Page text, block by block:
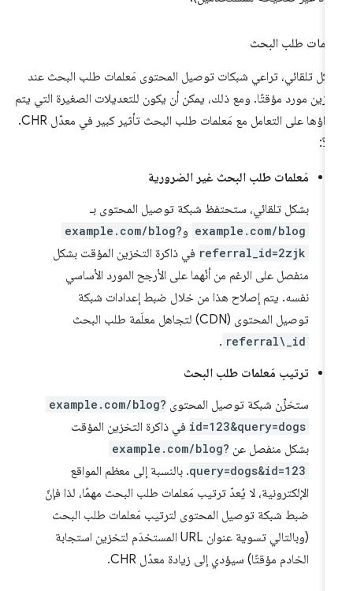
طلب البحث
تلقائي، تراعي شبكات توصيل المحتوى مَعلمات طلب البحث عند
مورد مؤقتًا. ومع ذلك، يمكن أن يكون للتعديلات الصغيرة التي يتم
إجراؤها على التعامل مع مَعلمات طلب البحث تأثير كبير في معدّل CHR.
مَعلمات طلب البحث غير الضرورية
بشكل تلقائي، ستحتفظ شبكة توصيل المحتوى بـ
example.com/blog وexample.com/blog?
referral_id=2zjkفي ذاكرة التخزين المؤقت بشكل
منفصل على الرغم من أنّهما على الأرجح المورد الأساسي
نفسه. يتم إصلاح هذا من خلال ضبط إعدادات شبكة
توصيل المحتوى (CDN) لتجاهل معلَمة طلب البحث
referral\_id
.
ترتيب مَعلمات طلب البحث
ستخزِّن شبكة توصيل المحتوىexample.com/blog?
id=123&query=dogsفي ذاكرة التخزين المؤقت
بشكل منفصل عن example.com/blog?
query=dogs&id=123. بالنسبة إلى معظم المواقع
الإلكترونية، لا يُعدّ ترتيب مَعلمات طلب البحث مهمًا، لذا فإنّ
ضبط شبكة توصيل المحتوى لترتيب مَعلمات طلب البحث
(وبالتالي تسوية عنوان URL المستخدَم لتخزين استجابة
الخادم مؤقتًا) سيؤدي إلى زيادة معدّل CHR.